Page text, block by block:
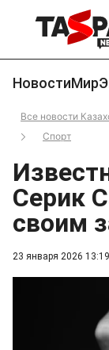
НовостиМир
Все новости
Спорт
23 января 2026 13:19
Серик
своим